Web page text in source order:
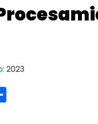
2023